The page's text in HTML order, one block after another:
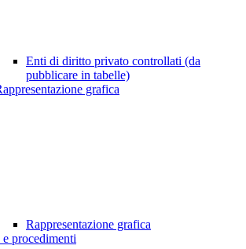
Enti di diritto privato controllati (da
pubblicare in tabelle)
grafica
Rappresentazione grafica
procedimenti